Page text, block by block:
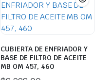
CUBIERTA DE ENFRIADOR Y
BASE DE FILTRO DE ACEITE
MB OM 457, 460